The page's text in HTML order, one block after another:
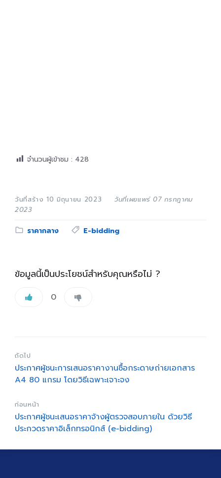
จำนวนผู้เข้าชม : 428
วันที่สร้าง 10 มิถุนายน 2023
วันที่เผยแพร่ 07 กรกฎาคม
2023
Category:
ราคากลาง Tags:
E-bidding
ข้อมูลนี้เป็นประโยชน์สำหรับคุณหรือไม่ ?
0
ถัดไป
ประกาศผู้ชนะการเสนอราคางานซื้อกระดาษถ่ายเอกสาร
A4 80 แกรม โดยวิธีเฉพาะเจาะจง
ก่อนหน้า
ประกาศผู้ชนะเสนอราคาจ้างผู้ตรวจสอบภายใน ด้วยวิธี
ประกวดราคาอิเล็กทรอนิกส์ (e-bidding)